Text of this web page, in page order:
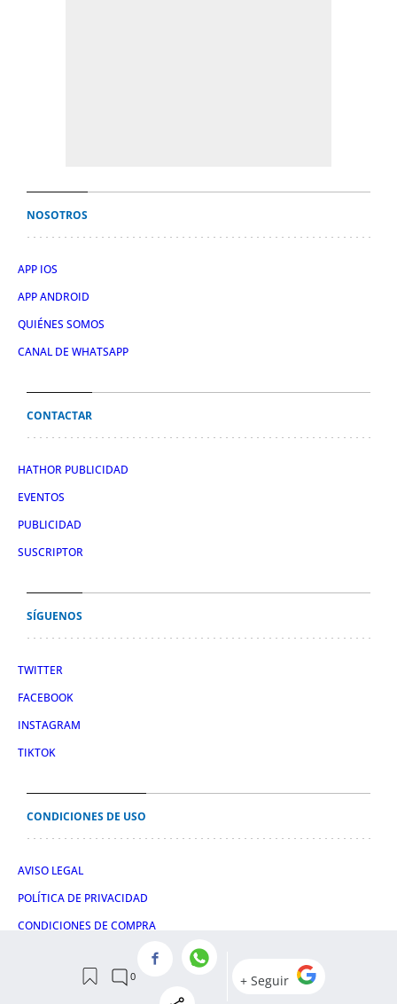
NOSOTROS
APP IOS
APP ANDROID
QUIÉNES SOMOS
CANAL DE WHATSAPP
CONTACTAR
HATHOR PUBLICIDAD
EVENTOS
PUBLICIDAD
SUSCRIPTOR
SÍGUENOS
TWITTER
FACEBOOK
INSTAGRAM
TIKTOK
CONDICIONES DE USO
AVISO LEGAL
POLÍTICA DE PRIVACIDAD
CONDICIONES DE COMPRA